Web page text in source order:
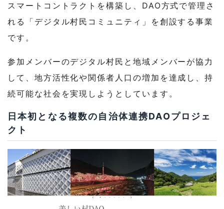
スマートコントラクトを構築し、DAO方式で管理さ
れる「デジタル村民コミュニティ」を創設する事業
です。
参加メンバーのデジタル村民と地域メンバーが協力
して、地方活性化や関係者人口の増加を達成し、持
続可能な社会を実現しようとしています。
日本初となる複数の自治体連携DAOプロジェ
クト